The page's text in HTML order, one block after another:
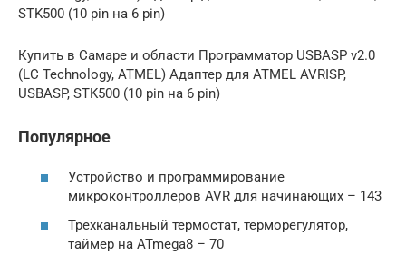
STK500 (10 pin на 6 pin)
Купить в Самаре и области Программатор USBASP v2.0
(LC Technology, ATMEL) Адаптер для ATMEL AVRISP,
USBASP, STK500 (10 pin на 6 pin)
Популярное
Устройство и программирование
микроконтроллеров AVR для начинающих – 143
Трехканальный термостат, терморегулятор,
таймер на ATmega8 – 70